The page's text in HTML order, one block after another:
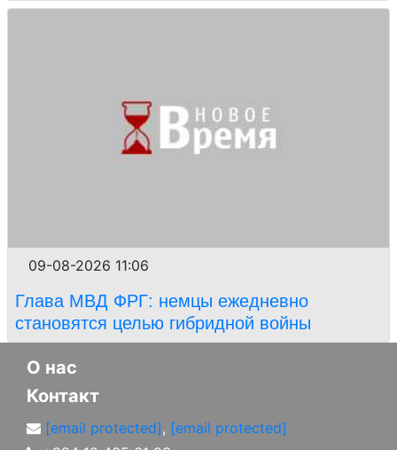
09-08-2026 11:06
Глава МВД ФРГ: немцы ежедневно
становятся целью гибридной войны
О нас
Контакт
[email protected], [email protected]